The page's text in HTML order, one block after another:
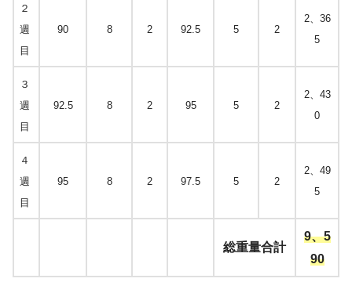
２
週
目
90 8 2 92.5 5 2
2、36
5
３
週
目
92.5 8 2 95 5 2
2、43
0
４
週
目
95 8 2 97.5 5 2
2、49
5
総重量合計
9、5
90